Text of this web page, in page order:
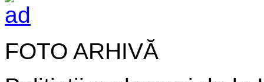
FOTO ARHIVĂ